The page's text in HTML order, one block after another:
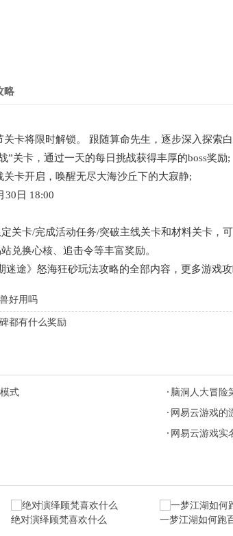
略
卡将限时解锁。 跟随算命先生，逐步深入探索
”关卡，通过一天的每日挑战获得丰厚的boss奖励;
卡开启，唤醒无尽大海沙丘下的大寂静;
30日 18:00
关卡/完成活动任务/突破主线关卡和材料关卡，
兑换心核、追击令等丰富奖励。
迷途》怒海狂砂玩法攻略的全部内容，更多游戏
好用吗
都有什么奖励
式
脑洞人大冒险
网易云游戏的
网易云游戏实
绝对演绎顾梵喜欢什么
一梦江湖如何跑